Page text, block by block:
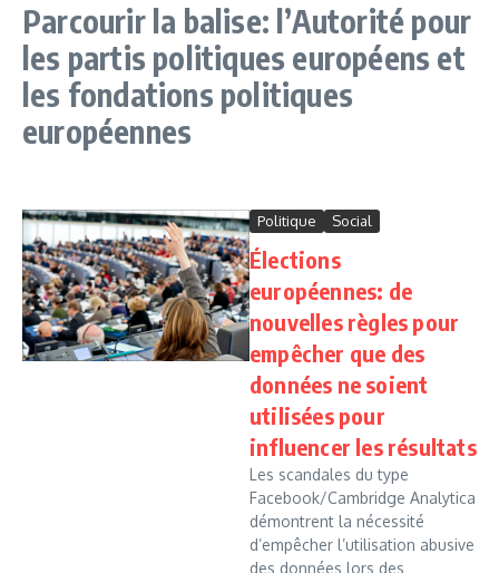
Parcourir la balise: l’Autorité pour
les partis politiques européens et
les fondations politiques
européennes
Politique Social
Élections
européennes: de
nouvelles règles pour
empêcher que des
données ne soient
utilisées pour
influencer les résultats
Les scandales du type
Facebook/Cambridge Analytica
démontrent la nécessité
d’empêcher l’utilisation abusive
des données lors des